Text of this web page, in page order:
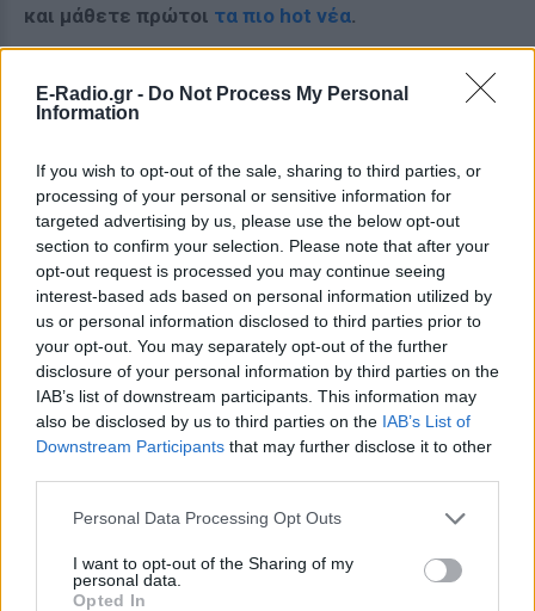
E-Radio.gr - Do Not Process My Personal
Information
If you wish to opt-out of the sale, sharing to third parties, or
processing of your personal or sensitive information for
targeted advertising by us, please use the below opt-out
section to confirm your selection. Please note that after your
opt-out request is processed you may continue seeing
interest-based ads based on personal information utilized by
us or personal information disclosed to third parties prior to
your opt-out. You may separately opt-out of the further
disclosure of your personal information by third parties on the
IAB’s list of downstream participants. This information may
also be disclosed by us to third parties on the IAB’s List of
Downstream Participants that may further disclose it to other
Personal Data Processing Opt Outs
I want to opt-out of the Sharing of my
personal data.
Opted In
και μάθετε πρώτοι τα πιο hot νέα.
ειδήσεωντου E-Daily.gr
ΔΙΑΦΗΜΙΣΗ